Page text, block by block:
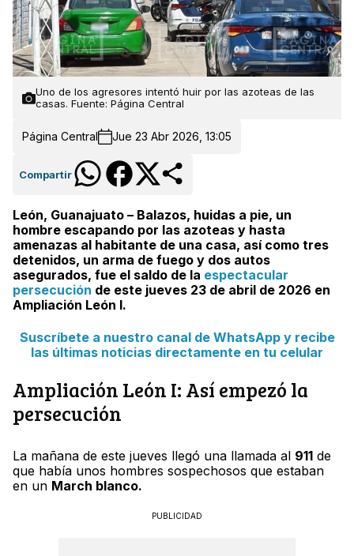
Uno de los agresores intentó huir por las azoteas de las
casas. Fuente: Página Central
Página Central Jue 23 Abr 2026, 13:05
Compartir
León, Guanajuato – Balazos, huidas a pie, un
hombre escapando por las azoteas y hasta
amenazas al habitante de una casa, así como tres
detenidos, un arma de fuego y dos autos
asegurados, fue el saldo de la espectacular
persecución de este jueves 23 de abril de 2026 en
Ampliación León I.
Suscríbete a nuestro canal de WhatsApp y recibe
las últimas noticias directamente en tu celular
Ampliación León I: Así empezó la
persecución
La mañana de este jueves llegó una llamada al 911 de
que había unos hombres sospechosos que estaban
en un March blanco.
PUBLICIDAD